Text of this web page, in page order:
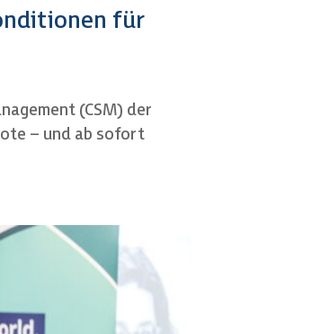
für
(CSM) der
– und ab sofort